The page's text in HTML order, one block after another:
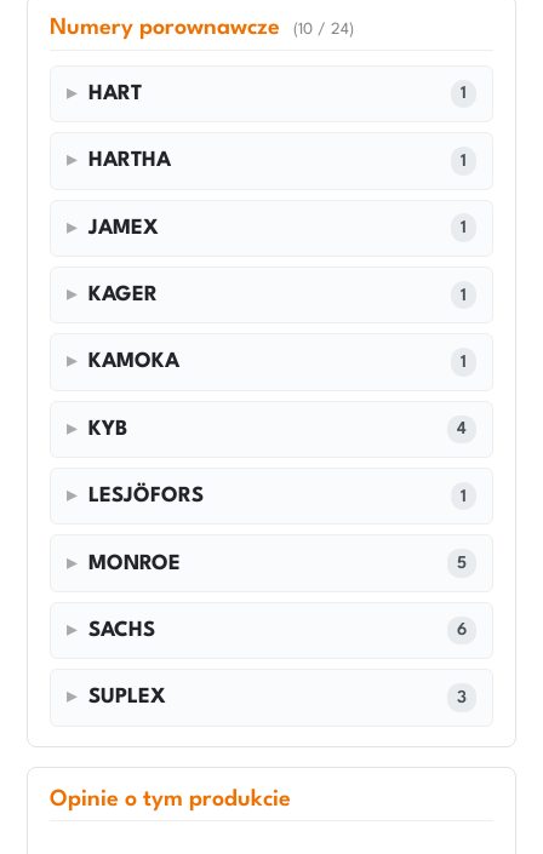
Numery porownawcze (10 / 24)
HART 1
HARTHA 1
JAMEX 1
KAGER 1
KAMOKA 1
KYB 4
LESJÖFORS 1
MONROE 5
SACHS 6
SUPLEX 3
Opinie o tym produkcie